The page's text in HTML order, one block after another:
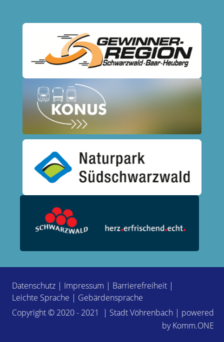
Datenschutz | Impressum | Barrierefreiheit |
Leichte Sprache | Gebärdensprache
Copyright © 2020 - 2021 | Stadt Vöhrenbach | powered
byKomm.ONE